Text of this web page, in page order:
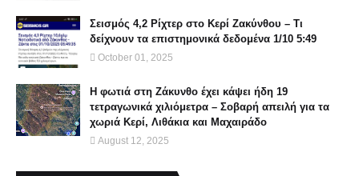
Σεισμός 4,2 Ρίχτερ στο Κερί Ζακύνθου – Τι
δείχνουν τα επιστημονικά δεδομένα 1/10 5:49
October 01, 2025
Η φωτιά στη Ζάκυνθο έχει κάψει ήδη 19
τετραγωνικά χιλιόμετρα – Σοβαρή απειλή για τα
χωριά Κερί, Λιθάκια και Μαχαιράδο
August 12, 2025